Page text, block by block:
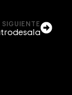
SIGUIENTE